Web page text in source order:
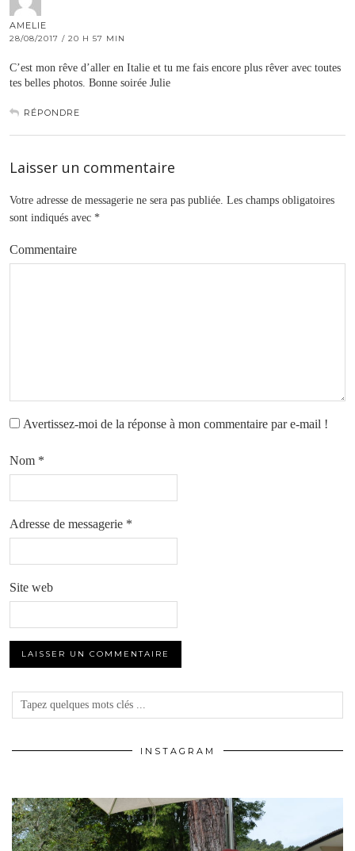
AMELIE
28/08/2017 / 20 H 57 MIN
C’est mon rêve d’aller en Italie et tu me fais encore plus rêver avec toutes
tes belles photos. Bonne soirée Julie
RÉPONDRE
Laisser un commentaire
Votre adresse de messagerie ne sera pas publiée. Les champs obligatoires
sont indiqués avec *
Commentaire
Avertissez-moi de la réponse à mon commentaire par e-mail !
Nom *
Adresse de messagerie *
Site web
INSTAGRAM